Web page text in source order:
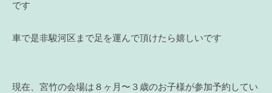
です
車で是非駿河区まで足を運んで頂けたら嬉しいです
現在、宮竹の会場は８ヶ月〜３歳のお子様が参加予約してい